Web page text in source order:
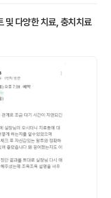
및 다양한 치료, 충치치료